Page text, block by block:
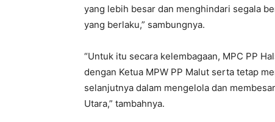
yang lebih besar dan menghindari segala
yang berlaku,” sambungnya.
“Untuk itu secara kelembagaan, MPC PP
dengan Ketua MPW PP Malut serta tetap
selanjutnya dalam mengelola dan
Utara,” tambahnya.